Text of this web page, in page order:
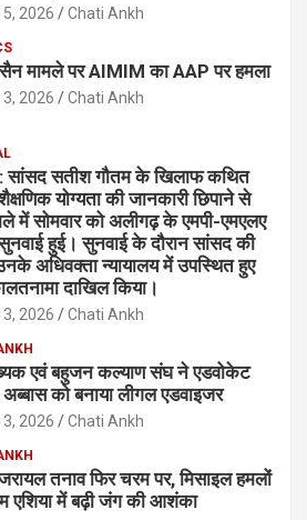
2026 Chati Ankh
मामले पर AIMIM का AAP पर हमला
2026 Chati Ankh
सांसद सतीश गौतम के खिलाफ कथित
योग्यता की जानकारी छिपाने से
में सोमवार को अलीगढ़ के एमपी-एमएलए
हुई। सुनवाई के दौरान सांसद की
अधिवक्ता न्यायालय में उपस्थित हुए
दाखिल किया।
2026 Chati Ankh
एवं बहुजन कल्याण संघ ने एडवोकेट
को बनाया लीगल एडवाइजर
2026 Chati Ankh
तनाव फिर चरम पर, मिसाइल हमलों
एशिया में बढ़ी जंग की आशंका